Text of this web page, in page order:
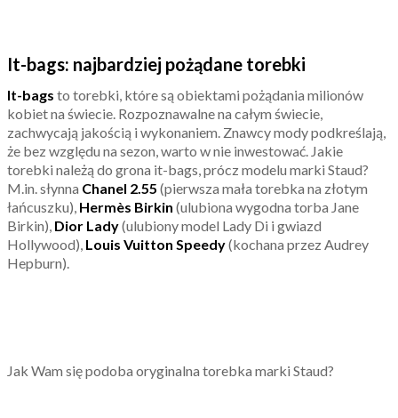
It-bags: najbardziej pożądane torebki
It-bags to torebki, które są obiektami pożądania milionów
kobiet na świecie. Rozpoznawalne na całym świecie,
zachwycają jakością i wykonaniem. Znawcy mody podkreślają,
że bez względu na sezon, warto w nie inwestować. Jakie
torebki należą do grona it-bags, prócz modelu marki Staud?
M.in. słynna Chanel 2.55 (pierwsza mała torebka na złotym
łańcuszku), Hermès Birkin (ulubiona wygodna torba Jane
Birkin), Dior Lady(ulubiony model Lady Di i gwiazd
Hollywood), Louis Vuitton Speedy(kochana przez Audrey
Hepburn).
Jak Wam się podoba oryginalna torebka marki Staud?